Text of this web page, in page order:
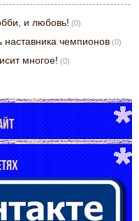
и любовь! (0)
наставника чемпионов (0)
многое! (0)